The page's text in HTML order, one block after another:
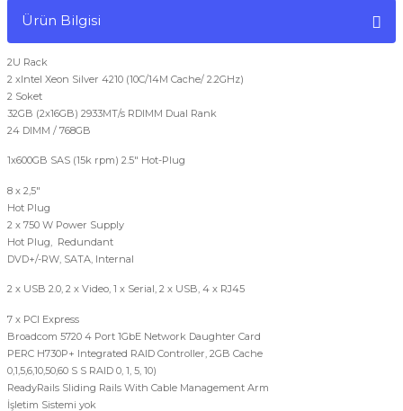
Ürün Bilgisi
2U Rack
2 xIntel Xeon Silver 4210 (10C/14M Cache/ 2.2GHz)
2 Soket
32GB (2x16GB) 2933MT/s RDIMM Dual Rank
24 DIMM / 768GB
1x600GB SAS (15k rpm) 2.5" Hot-Plug
8 x 2,5"
Hot Plug
2 x 750 W Power Supply
Hot Plug, Redundant
DVD+/-RW, SATA, Internal
2 x USB 2.0, 2 x Video, 1 x Serial, 2 x USB, 4 x RJ45
7 x PCI Express
Broadcom 5720 4 Port 1GbE Network Daughter Card
PERC H730P+ Integrated RAID Controller, 2GB Cache
0,1,5,6,10,50,60 S S RAID 0, 1, 5, 10)
ReadyRails Sliding Rails With Cable Management Arm
İşletim Sistemi yok